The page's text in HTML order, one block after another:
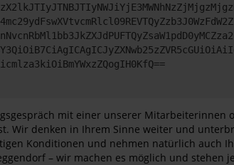
mit einer unserer
Wir denken in Ihrem Sinne weiter und
Konditionen und nehmen natürlich auch
– wir machen es möglich und stehen